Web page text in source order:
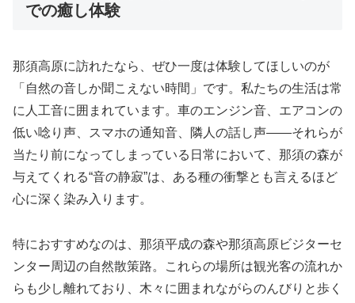
での癒し体験
那須高原に訪れたなら、ぜひ一度は体験してほしいのが
「自然の音しか聞こえない時間」です。私たちの生活は常
に人工音に囲まれています。車のエンジン音、エアコンの
低い唸り声、スマホの通知音、隣人の話し声――それらが
当たり前になってしまっている日常において、那須の森が
与えてくれる“音の静寂”は、ある種の衝撃とも言えるほど
心に深く染み入ります。
特におすすめなのは、那須平成の森や那須高原ビジターセ
ンター周辺の自然散策路。これらの場所は観光客の流れか
らも少し離れており、木々に囲まれながらのんびりと歩く